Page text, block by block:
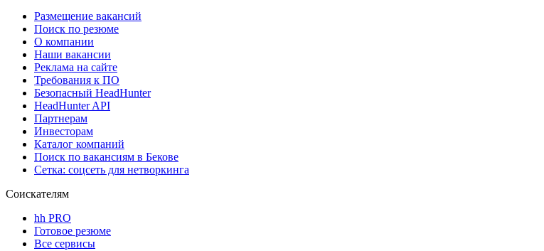
Размещение вакансий
Поиск по резюме
О компании
Наши вакансии
Реклама на сайте
Требования к ПО
Безопасный HeadHunter
HeadHunter API
Партнерам
Инвесторам
Каталог компаний
Поиск по вакансиям в Бекове
Сетка: соцсеть для нетворкинга
Соискателям
hh PRO
Готовое резюме
Все сервисы